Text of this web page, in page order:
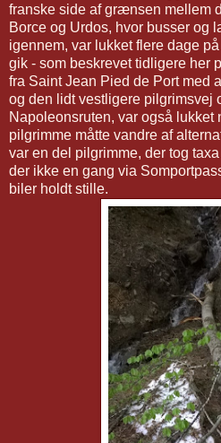
franske side af grænsen mellem
Borce og Urdos, hvor busser og
igennem, var lukket flere dage
gik - som beskrevet tidligere her
fra Saint Jean Pied de Port med
og den lidt vestligere pilgrimsvej
Napoleonsruten, var også lukket
pilgrimme måtte vandre af
var en del pilgrimme, der tog
der ikke en gang via
biler holdt stille.